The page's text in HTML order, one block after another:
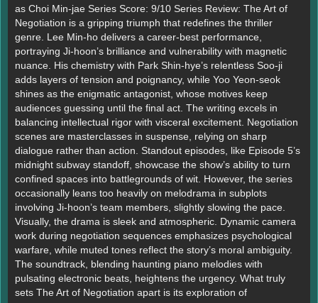
as Choi Min-jae Series Score: 9/10 Series Review: The Art of
Negotiation is a gripping triumph that redefines the thriller
genre. Lee Min-ho delivers a career-best performance,
portraying Ji-hoon’s brilliance and vulnerability with magnetic
nuance. His chemistry with Park Shin-hye’s relentless Soo-ji
adds layers of tension and poignancy, while Yoo Yeon-seok
shines as the enigmatic antagonist, whose motives keep
audiences guessing until the final act. The writing excels in
balancing intellectual rigor with visceral excitement. Negotiation
scenes are masterclasses in suspense, relying on sharp
dialogue rather than action. Standout episodes, like Episode 5’s
midnight subway standoff, showcase the show’s ability to turn
confined spaces into battlegrounds of wit. However, the series
occasionally leans too heavily on melodrama in subplots
involving Ji-hoon’s team members, slightly slowing the pace.
Visually, the drama is sleek and atmospheric. Dynamic camera
work during negotiation sequences emphasizes psychological
warfare, while muted tones reflect the story’s moral ambiguity.
The soundtrack, blending haunting piano melodies with
pulsating electronic beats, heightens the urgency. What truly
sets The Art of Negotiation apart is its exploration of